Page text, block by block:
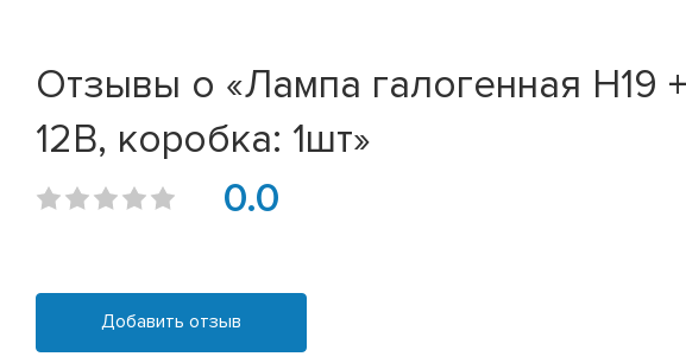
Отзывы о «Лампа галогенная H19
12В, коробка: 1шт»
0.0
Добавить отзыв